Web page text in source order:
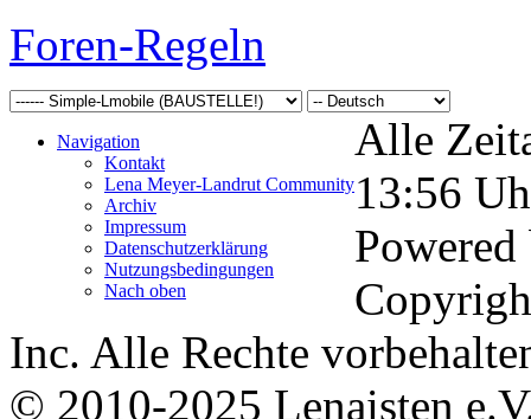
Foren-Regeln
Navigation
Kontakt
Lena Meyer-Landrut Community
Archiv
Impressum
Datenschutzerklärung
Nutzungsbedingungen
Nach oben
Alle
13:56
Inc. Alle Rechte
© 2010-2025 Lenaisten